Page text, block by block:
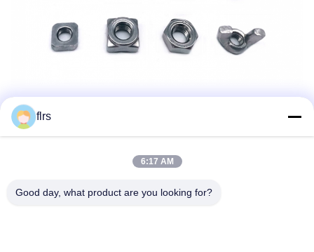
flrs
6:17 AM
Good day, what product are you looking for?